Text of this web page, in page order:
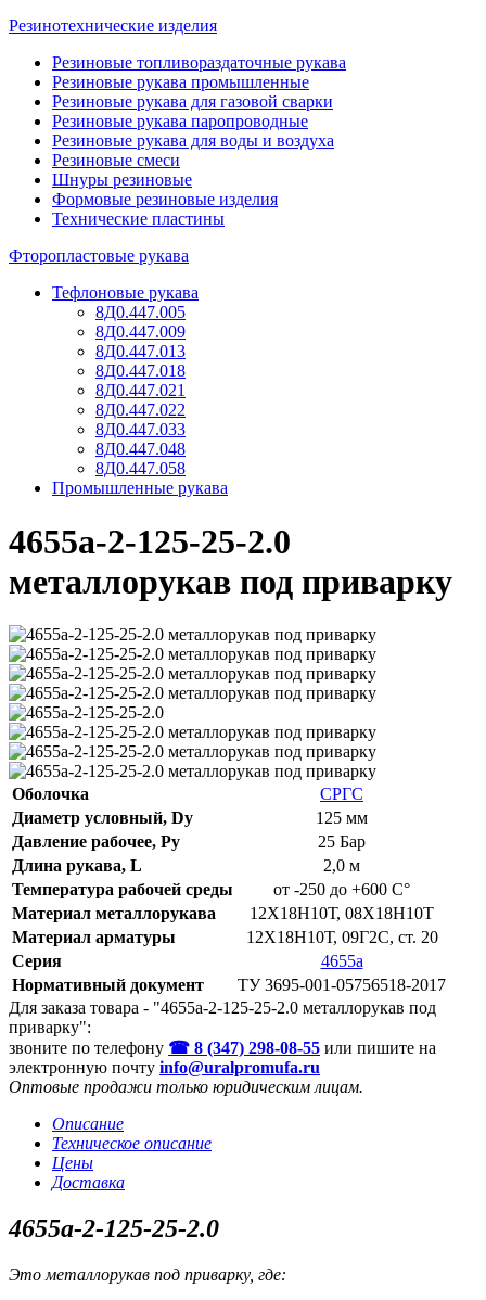
Резинотехнические изделия
Резиновые топливораздаточные рукава
Резиновые рукава промышленные
Резиновые рукава для газовой сварки
Резиновые рукава паропроводные
Резиновые рукава для воды и воздуха
Резиновые смеси
Шнуры резиновые
Формовые резиновые изделия
Технические пластины
Фторопластовые рукава
Тефлоновые рукава
8Д0.447.005
8Д0.447.009
8Д0.447.013
8Д0.447.018
8Д0.447.021
8Д0.447.022
8Д0.447.033
8Д0.447.048
8Д0.447.058
Промышленные рукава
4655а-2-125-25-2.0
металлорукав под приварку
Оболочка
СРГС
Диаметр условный, Dy
125 мм
Давление рабочее, Py
25 Бар
Длина рукава, L
2,0 м
Температура рабочей среды
от -250 до +600 С°
Материал металлорукава
12Х18Н10Т, 08Х18Н10Т
Материал арматуры
12Х18Н10Т, 09Г2С, ст. 20
Серия
4655а
Нормативный документ
ТУ 3695-001-05756518-2017
Для заказа товара - "4655а-2-125-25-2.0 металлорукав под
приварку":
звоните по телефону ☎ 8 (347) 298‑08‑55 или пишите на
электронную почту info@uralpromufa.ru
Оптовые продажи только юридическим лицам.
Описание
Техническое описание
Цены
Доставка
4655а-2-125-25-2.0
Это металлорукав под приварку, где: